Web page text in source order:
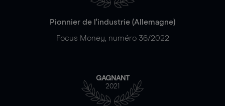
Pionnier de l'industrie (Allemagne)
Focus Money, numéro 36/2022
GAGNANT
2021